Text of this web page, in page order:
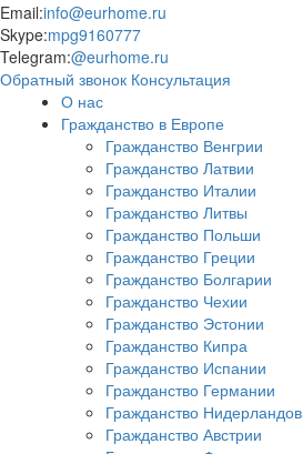
Email:info@eurhome.ru
Skype:mpg9160777
Telegram:@eurhome.ru
Обратный звонок Консультация
О нас
Гражданство в Европе
Гражданство Венгрии
Гражданство Латвии
Гражданство Италии
Гражданство Литвы
Гражданство Польши
Гражданство Греции
Гражданство Болгарии
Гражданство Чехии
Гражданство Эстонии
Гражданство Кипра
Гражданство Испании
Гражданство Германии
Гражданство Нидерландов
Гражданство Австрии